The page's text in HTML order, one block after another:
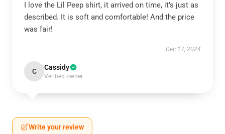
I love the Lil Peep shirt, it arrived on time, it’s just as
described. It is soft and comfortable! And the price
was fair!
Dec 17, 2024
C Cassidy
Verified owner
Write your review